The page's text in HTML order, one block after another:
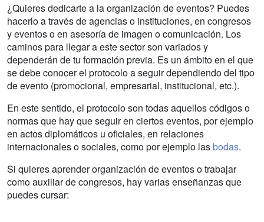
¿Quieres dedicarte a la organización de eventos? Puedes
hacerlo a través de agencias o instituciones, en congresos
y eventos o en asesoría de imagen o comunicación. Los
caminos para llegar a este sector son variados y
dependerán de tu formación previa. Es un ámbito en el que
se debe conocer el protocolo a seguir dependiendo del tipo
de evento (promocional, empresarial, institucional, etc.).
En este sentido, el protocolo son todas aquellos códigos o
normas que hay que seguir en ciertos eventos, por ejemplo
en actos diplomáticos u oficiales, en relaciones
internacionales o sociales, como por ejemplo lasbodas.
Si quieres aprender organización de eventos o trabajar
como auxiliar de congresos, hay varias enseñanzas que
puedes cursar: